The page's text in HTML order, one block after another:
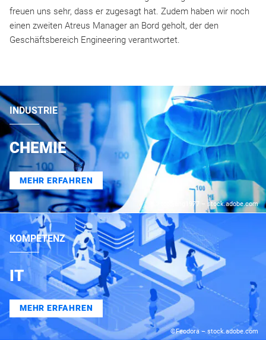
freuen uns sehr, dass er zugesagt hat. Zudem haben wir noch
einen zweiten Atreus Manager an Bord geholt, der den
Geschäftsbereich Engineering verantwortet.
© totojang1977 – stock.adobe.com
INDUSTRIE
CHEMIE
MEHR ERFAHREN
©Feodora – stock.adobe.com
KOMPETENZ
IT
MEHR ERFAHREN